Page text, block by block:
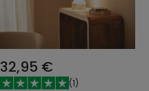
32,95 €
(1)